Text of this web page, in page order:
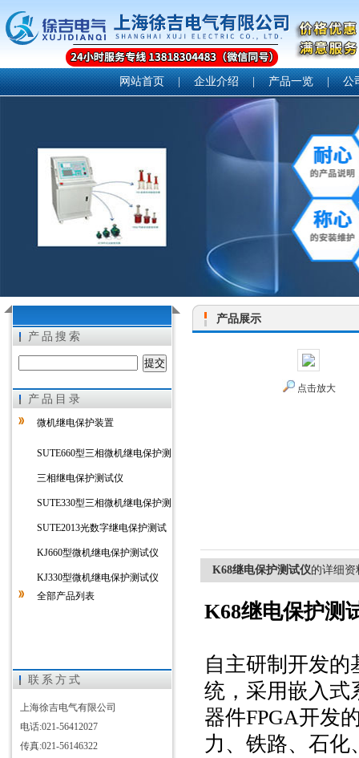
上海徐吉电气有限公司
网站首页 | 企业介绍 | 产品一览 | 公
产品搜索
产品目录
微机继电保护装置
SUTE660型三相微机继电保护测
三相继电保护测试仪
SUTE330型三相微机继电保护测
SUTE2013光数字继电保护测试
KJ660型微机继电保护测试仪
KJ330型微机继电保护测试仪
全部产品列表
联系方式
上海徐吉电气有限公司
电话:021-56412027
传真:021-56146322
产品展示
点击放大
K68继电保护测试仪的详细资
K68继电保护测
自主研制开发的
统，采用嵌入式
器件FPGA开发
力、铁路、石化